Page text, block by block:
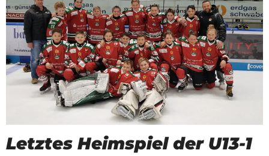
Letztes Heimspiel der U13-1